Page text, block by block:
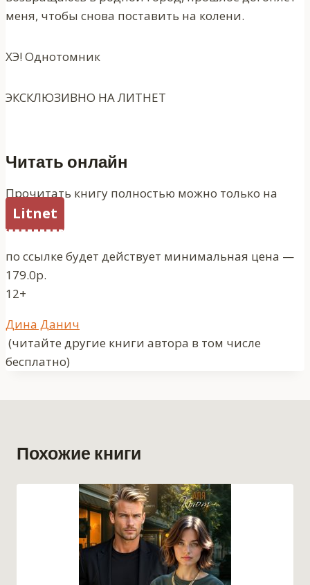
меня, чтобы снова поставить на колени.
ХЭ! Однотомник
ЭКСКЛЮЗИВНО НА ЛИТНЕТ
Читать онлайн
Прочитать книгу полностью можно только на
Litnet
по ссылке будет действует минимальная цена —
179.0р.
12+
Метки
записи:
Дина Данич
(читайте другие книги автора в том числе
бесплатно)
Похожие книги